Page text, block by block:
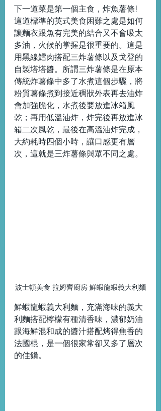
下一道菜是第一個主食，炸魚薯條!
這道標準的英式美食困難之處是如何
讓麵衣跟魚有完美的結合又不會吸太
多油，火候的掌握是很重要的。這是
用黑線鱈肉搭配三炸薯條以及戈登的
自製塔塔醬。所謂三炸薯條是在原本
傳統炸薯條中多了水煮這個步驟，將
粉質薯條煮到接近稠狀外表再去油炸
會加強脆化，水煮後要放進冰箱風
乾；再用低溫油炸，炸完後再放進冰
箱二次風乾，最後在高溫油炸完成，
大約耗時四個小時，讓口感更有層
次，這就是三炸薯條與眾不同之處。
波士頓美食 拉姆齊廚房 鮮蝦龍蝦義大利麵
鮮蝦龍蝦義大利麵，充滿海味的義大
利麵搭配檸檬有種清香味，濃郁奶油
跟海鮮混和成的醬汁搭配烤得焦香的
法國棍，是一個很家常卻又多了層次
的佳餚。